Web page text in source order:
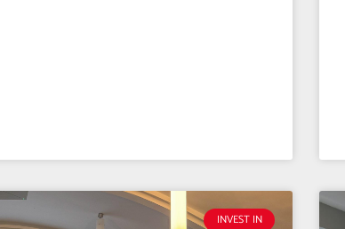
INVEST IN